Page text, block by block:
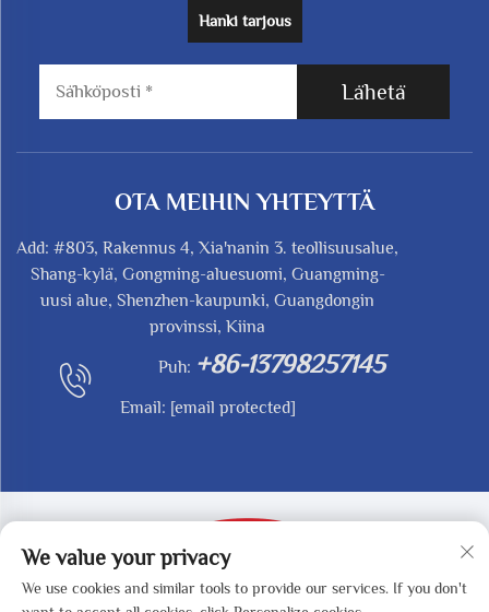
Hanki tarjous
Lähetä
OTA MEIHIN YHTEYTTÄ
Add: #803, Rakennus 4, Xia'nanin 3. teollisuusalue,
Shang-kylä, Gongming-aluesuomi, Guangming-
uusi alue, Shenzhen-kaupunki, Guangdongin
provinssi, Kiina
Puh: +86-13798257145
Email: [email protected]
Copyright © 2025 by SHENZHEN REDY-MED
We value your privacy
We use cookies and similar tools to provide our services. If you don't